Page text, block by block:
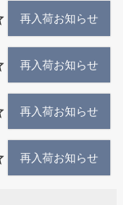
フレクタープリ
ンダルとしても
ャ)のnarifuriコラ
再入荷お知らせ
再入荷お知らせ
再入荷お知らせ
再入荷お知らせ